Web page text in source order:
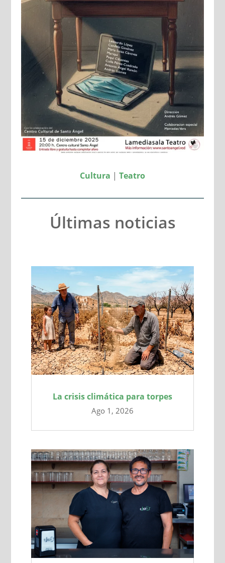
Cultura | Teatro
Últimas noticias
La crisis climática para torpes
Ago 1, 2026